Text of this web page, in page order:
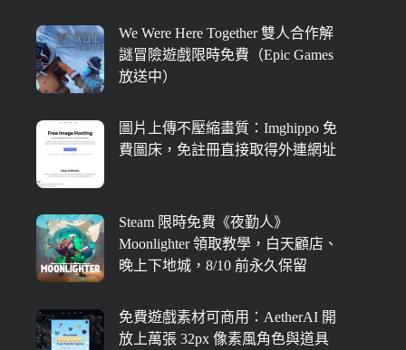
We Were Here Together 雙人合作解
謎冒險遊戲限時免費（Epic Games
放送中）
圖片上傳不壓縮畫質：Imghippo 免
費圖床，免註冊直接取得外連網址
Steam 限時免費《夜勤人》
Moonlighter 領取教學，白天顧店、
晚上下地城，8/10 前永久保留
免費遊戲素材可商用：AetherAI 開
放上萬張 32px 像素風角色與道具